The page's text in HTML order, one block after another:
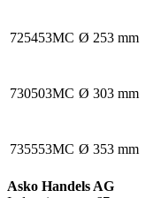
725453MC Ø 253 mm
730503MC Ø 303 mm
735553MC Ø 353 mm
Asko Handels AG